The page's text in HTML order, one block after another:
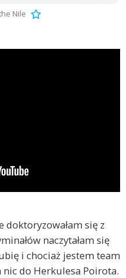
Nile
doktoryzowałam się z
naczytałam się
i chociaż jestem team
do Herkulesa Poirota.